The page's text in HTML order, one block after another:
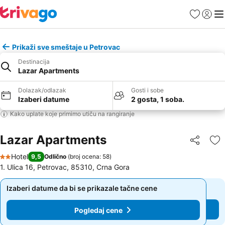
FavoritiPrijavi
Prikaži sve smeštaje u Petrovac
Destinacija
Lazar Apartments
Dolazak/odlazak
Izaberi datume
Gosti i sobe
2 gosta, 1 soba.
Kako uplate koje primimo utiču na rangiranje
Lazar Apartments Deli
2 Zvezdice
Hotel 9,5 Odlično (broj ocena: 58)
1. Ulica 16, Petrovac, 85310, Crna Gora
Izaberi datume da bi se prikazale tačne cene
Pogledaj cene
Izaberi datume da bi se prikazale tačne cene
Pogledaj cene